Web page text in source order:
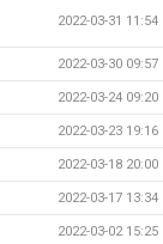
2022-03-31 11:54
2022-03-30 09:57
2022-03-24 09:20
2022-03-23 19:16
2022-03-18 20:00
2022-03-17 13:34
2022-03-02 15:25